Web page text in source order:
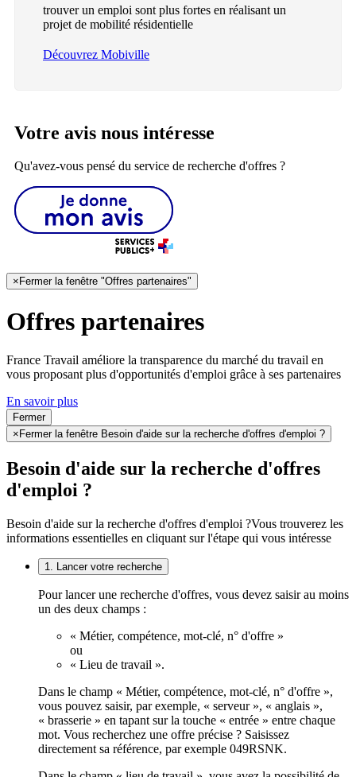
trouver un emploi sont plus fortes en réalisant un
projet de mobilité résidentielle
Découvrez Mobiville
Votre avis nous intéresse
Qu'avez-vous pensé du service de recherche d'offres ?
× Fermer la fenêtre "Offres partenaires"
Offres partenaires
France Travail améliore la transparence du marché du travail en
vous proposant plus d'opportunités d'emploi grâce à ses partenaires
En savoir plus
Fermer
× Fermer la fenêtre Besoin d'aide sur la recherche d'offres d'emploi ?
Besoin d'aide sur la recherche d'offres
d'emploi ?
Besoin d'aide sur la recherche d'offres d'emploi ?Vous trouverez les
informations essentielles en cliquant sur l'étape qui vous intéresse
1. Lancer votre recherche
Pour lancer une recherche d'offres, vous devez saisir au moins
un des deux champs :
« Métier, compétence, mot-clé, n° d'offre »
ou
« Lieu de travail ».
Dans le champ « Métier, compétence, mot-clé, n° d'offre »,
vous pouvez saisir, par exemple, « serveur », « anglais »,
« brasserie » en tapant sur la touche « entrée » entre chaque
mot. Vous recherchez une offre précise ? Saisissez
directement sa référence, par exemple 049RSNK.